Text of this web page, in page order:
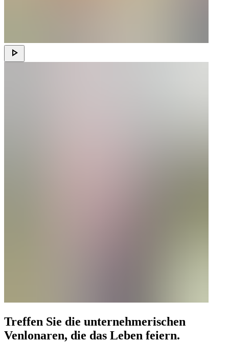
Treffen Sie die unternehmerischen
Venlonaren, die das Leben feiern.